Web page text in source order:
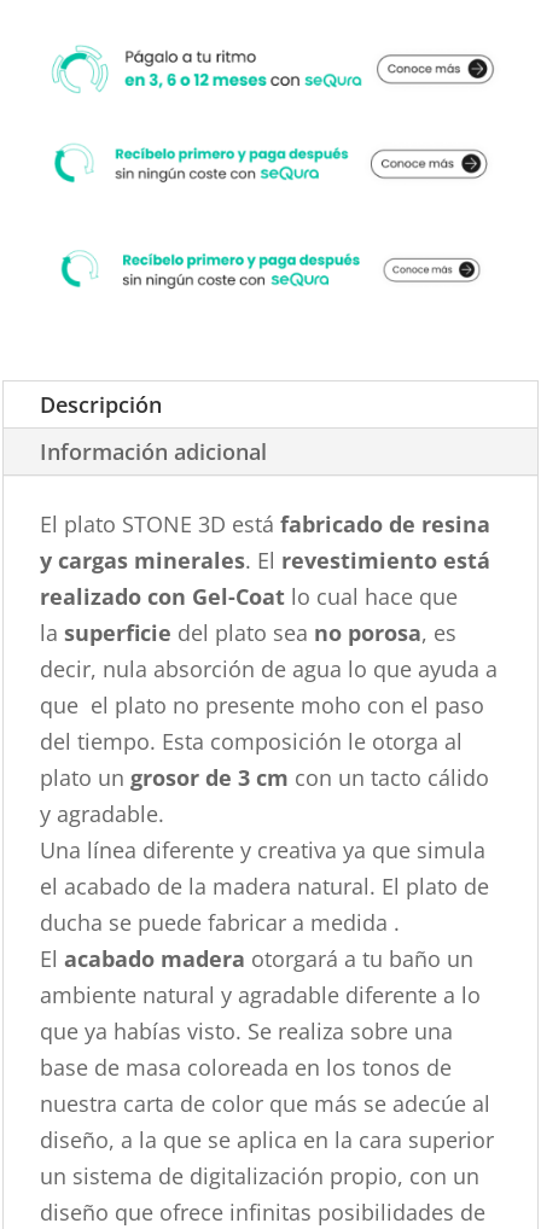
Descripción
Información adicional
El plato STONE 3D estáfabricado de resina
y cargas minerales. El revestimiento está
realizado con Gel-Coat lo cual hace que
lasuperficie del plato sea no porosa, es
decir, nula absorción de agua lo que ayuda a
que el plato no presente moho con el paso
del tiempo. Esta composición le otorga al
plato un grosor de 3 cm con un tacto cálido
y agradable.
Una línea diferente y creativa ya que simula
el acabado de la madera natural. El plato de
ducha se puede fabricar a medida .
Elacabado madera otorgará a tu baño un
ambiente natural y agradable diferente a lo
que ya habías visto. Se realiza sobre una
base de masa coloreada en los tonos de
nuestra carta de color que más se adecúe al
diseño, a la que se aplica en la cara superior
un sistema de digitalización propio, con un
diseño que ofrece infinitas posibilidades de